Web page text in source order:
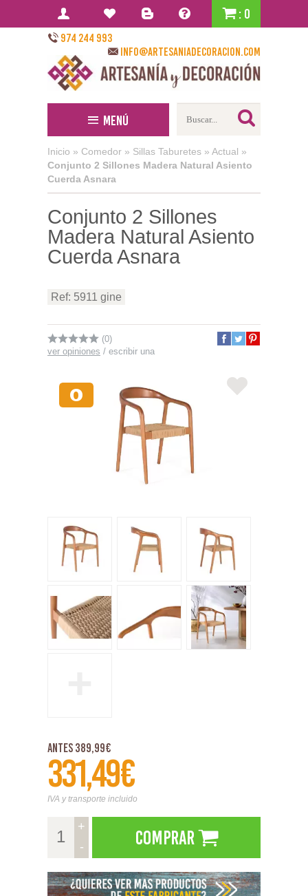
: 0
974 244 993
info@artesaniadecoracion.com
Menú
Inicio » Comedor » Sillas Taburetes » Actual »
Conjunto 2 Sillones Madera Natural Asiento
Cuerda Asnara
Conjunto 2 Sillones
Madera Natural Asiento
Cuerda Asnara
Ref: 5911 gine
(0)
ver opiniones / escribir una
Antes 389,99€
331,49€
IVA y transporte incluido
+
-
Comprar